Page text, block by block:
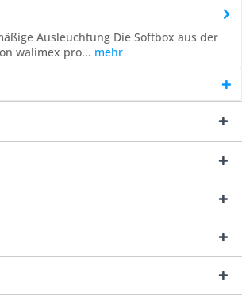
Ausleuchtung Die Softbox aus der
walimex pro... mehr